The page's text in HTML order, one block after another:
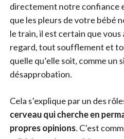
directement notre confiance
que les pleurs de votre bébé
le train, il est certain que
regard, tout soufflement et
quelle qu’elle soit, comme un
désapprobation.
Cela s’explique par un des
cerveau qui cherche en
propres opinions. C’est